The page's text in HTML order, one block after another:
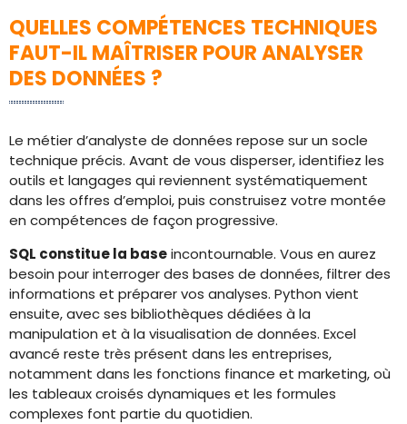
QUELLES COMPÉTENCES TECHNIQUES
FAUT-IL MAÎTRISER POUR ANALYSER
DES DONNÉES ?
Le métier d’analyste de données repose sur un socle
technique précis. Avant de vous disperser, identifiez les
outils et langages qui reviennent systématiquement
dans les offres d’emploi, puis construisez votre montée
en compétences de façon progressive.
SQL constitue la baseincontournable. Vous en aurez
besoin pour interroger des bases de données, filtrer des
informations et préparer vos analyses. Python vient
ensuite, avec ses bibliothèques dédiées à la
manipulation et à la visualisation de données. Excel
avancé reste très présent dans les entreprises,
notamment dans les fonctions finance et marketing, où
les tableaux croisés dynamiques et les formules
complexes font partie du quotidien.